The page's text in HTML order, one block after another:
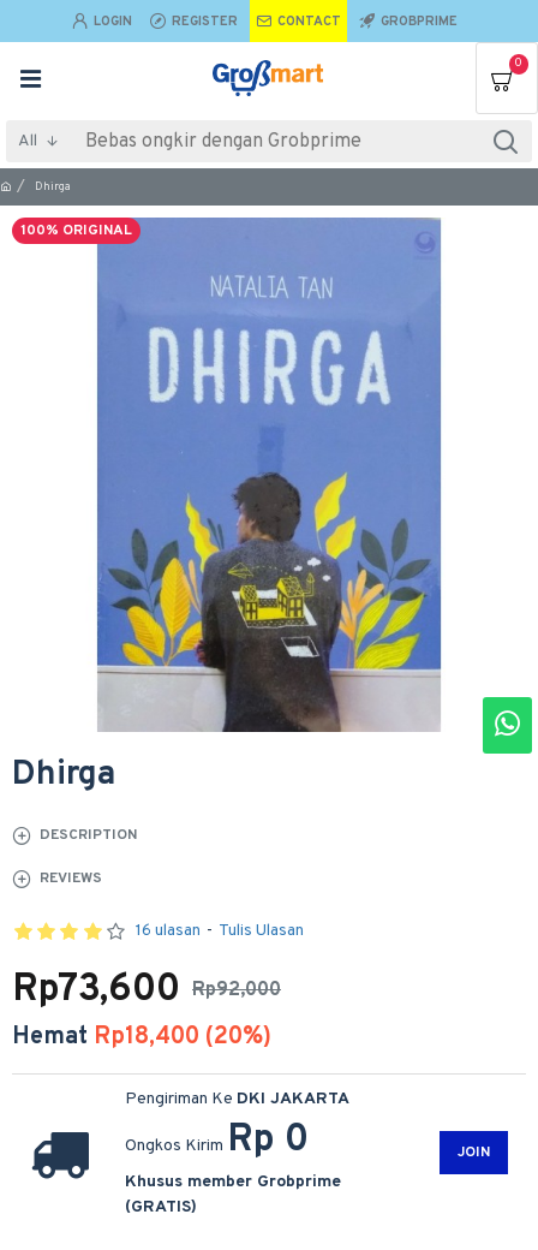
LOGIN REGISTER CONTACT GROBPRIME
0
All
Dhirga
100% ORIGINAL
Dhirga
DESCRIPTION
REVIEWS
16 ulasan - Tulis Ulasan
Rp92,000
Rp73,600
Hemat Rp18,400 (20%)
Pengiriman Ke DKI JAKARTA
Ongkos Kirim Rp 0
Khusus member Grobprime
(GRATIS)
JOIN